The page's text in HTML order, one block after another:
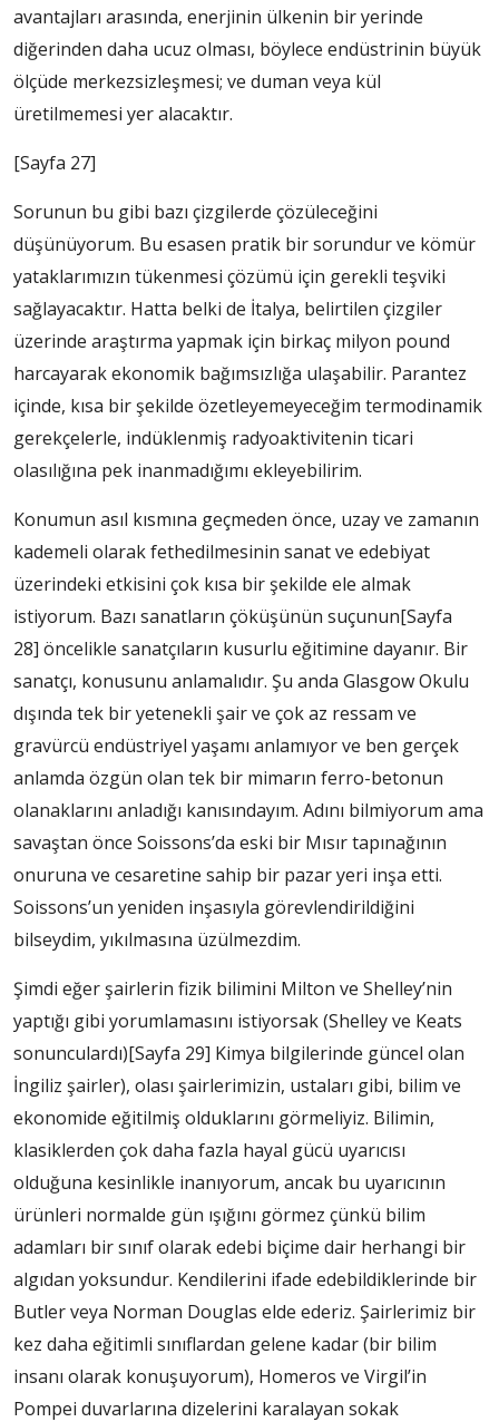
avantajları arasında, enerjinin ülkenin bir yerinde
diğerinden daha ucuz olması, böylece endüstrinin büyük
ölçüde merkezsizleşmesi; ve duman veya kül
üretilmemesi yer alacaktır.
[Sayfa 27]
Sorunun bu gibi bazı çizgilerde çözüleceğini
düşünüyorum. Bu esasen pratik bir sorundur ve kömür
yataklarımızın tükenmesi çözümü için gerekli teşviki
sağlayacaktır. Hatta belki de İtalya, belirtilen çizgiler
üzerinde araştırma yapmak için birkaç milyon pound
harcayarak ekonomik bağımsızlığa ulaşabilir. Parantez
içinde, kısa bir şekilde özetleyemeyeceğim termodinamik
gerekçelerle, indüklenmiş radyoaktivitenin ticari
olasılığına pek inanmadığımı ekleyebilirim.
Konumun asıl kısmına geçmeden önce, uzay ve zamanın
kademeli olarak fethedilmesinin sanat ve edebiyat
üzerindeki etkisini çok kısa bir şekilde ele almak
istiyorum. Bazı sanatların çöküşünün suçunun[Sayfa
28] öncelikle sanatçıların kusurlu eğitimine dayanır. Bir
sanatçı, konusunu anlamalıdır. Şu anda Glasgow Okulu
dışında tek bir yetenekli şair ve çok az ressam ve
gravürcü endüstriyel yaşamı anlamıyor ve ben gerçek
anlamda özgün olan tek bir mimarın ferro-betonun
olanaklarını anladığı kanısındayım. Adını bilmiyorum ama
savaştan önce Soissons’da eski bir Mısır tapınağının
onuruna ve cesaretine sahip bir pazar yeri inşa etti.
Soissons’un yeniden inşasıyla görevlendirildiğini
bilseydim, yıkılmasına üzülmezdim.
Şimdi eğer şairlerin fizik bilimini Milton ve Shelley’nin
yaptığı gibi yorumlamasını istiyorsak (Shelley ve Keats
sonunculardı)[Sayfa 29] Kimya bilgilerinde güncel olan
İngiliz şairler), olası şairlerimizin, ustaları gibi, bilim ve
ekonomide eğitilmiş olduklarını görmeliyiz. Bilimin,
klasiklerden çok daha fazla hayal gücü uyarıcısı
olduğuna kesinlikle inanıyorum, ancak bu uyarıcının
ürünleri normalde gün ışığını görmez çünkü bilim
adamları bir sınıf olarak edebi biçime dair herhangi bir
algıdan yoksundur. Kendilerini ifade edebildiklerinde bir
Butler veya Norman Douglas elde ederiz. Şairlerimiz bir
kez daha eğitimli sınıflardan gelene kadar (bir bilim
insanı olarak konuşuyorum), Homeros ve Virgil’in
Pompei duvarlarına dizelerini karalayan sokak